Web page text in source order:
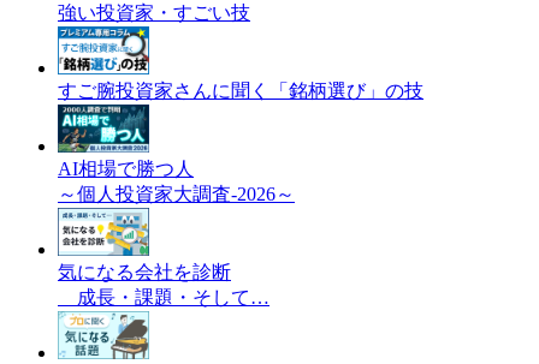
強い投資家・すごい技
すご腕投資家さんに聞く「銘柄選び」の技
AI相場で勝つ人
～個人投資家大調査-2026～
気になる会社を診断
成長・課題・そして…